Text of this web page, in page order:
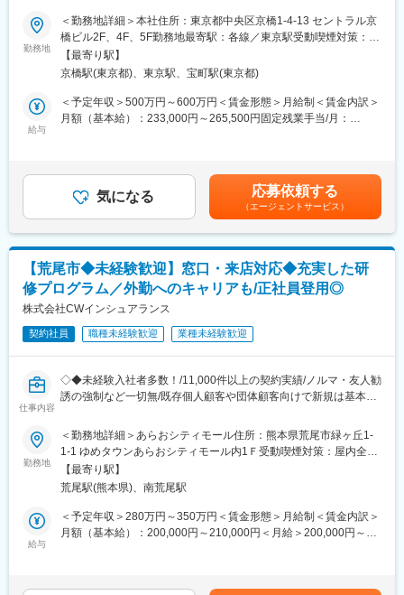
マネジャー等のマネジメント層だけではなく、ご自身の経験を活
かしより専門性を高めたエキスパートコースもあり、ご自身の適
性に合わせたキャリアビジョンが実現できる環境です。
・アカウンティングユニットに配属されます。現在25名（20代～
50代/男女）が在籍しています。
■就業環境：
月平均残業20時間ほどでリモートワーク活用、フレックスタイム
ループの福利厚生を活用することが可能なため、西武グループ内
の割引や社員食堂等も活用が可能。
変更の範囲：会社の定める業務
■業務内容：法人営業サポート（スタッフ）
・営業事務（対外的な営業活動、個人成績目標なし）：法人顧客
を対象とした、社内での営業事務業務が中心です（契約書類・資
料作成、チェック、契約期日管理、契約計上処理、保険料管理な
ど）。
・業務改善へのチャレンジ：能力・スキルに応じて、事務フロー
・その他一般事務（書類送付・受領、法人顧客・保険会社との電
話対応、出張手配等）
・上記に付随する各種システム入力やデータ加工・整備 等
・各自がそれぞれの役割を持ち、生産性向上のための新しいアイ
デアを歓迎する自由闊達な雰囲気があります。特に最近は生成AI
の活用について全社的に研修を実施し、生産性の向上について
日々取り組んでいます。
・チャットツールも活用し、情報共有はスピーディー。成功事例
やノウハウの共有も積極的に行われています。
・定期的な1on1ミーティングで上司との相談もしやすく、日々の
業務での悩みの相談やキャリアの相談も可能です。困った時はお
互い助け合いつつ、業務を行っています。
変更の範囲：会社の定める業務
勤務地
＜勤務地詳細＞本社住所：東京都中央区京橋1-4-13 セントラル京
橋ビル2F、4F、5F勤務地最寄駅：各線／東京駅受動喫煙対策：そ
の他（屋内の受動喫煙対策あり(喫煙室あり)）変更の範囲：会社の
定める事業所
【最寄り駅】
京橋駅(東京都)、東京駅、宝町駅(東京都)
給与
＜予定年収＞500万円～600万円＜賃金形態＞月給制＜賃金内訳＞
月額（基本給）：233,000円～265,500円固定残業手当/月：
年収には、職務等級毎に定めた想定残業代・職能手当を含みま
す。経験を考慮して決定します。【賞与】基本賞与：基本給2.5ヶ
月分を年2回（6月・12月）支給(※)決算賞与：会社業績と各人の評
価により支給(3月)賃金はあくまでも目安の金額であり、選考を通
じて上下する可能性があります。月給(月額)は固定手当を含めた表
記です。
気になる 応募依頼する
（エージェントサービス）
【荒尾市◆未経験歓迎】窓口・来店対応◆充実した研
修プログラム／外勤へのキャリアも/正社員登用◎
株式会社CWインシュアランス
契約社員 職種未経験歓迎 業種未経験歓迎
仕事内容
◇◆未経験入社者多数！/11,000件以上の契約実績/ノルマ・友人勧
誘の強制など一切無/既存個人顧客や団体顧客向けで新規は基本無/
可能(取得している社員も多数います)◇◆
■業務内容：
アフラックの保険関連のお手続き・相談で来店されるお客様を、
カウンターにて対応いただきます。お客様の人生に寄り添い、一
人ひとりに合った保険で安心をお届けする仕事です（外回りの営
業はありません）。
勤務地
＜勤務地詳細＞あらおシティモール住所：熊本県荒尾市緑ヶ丘1-
1-1 ゆめタウンあらおシティモール内1Ｆ受動喫煙対策：屋内全面
禁煙変更の範囲：会社の定める事業所
【最寄り駅】
荒尾駅(熊本県)、南荒尾駅
給与
＜予定年収＞280万円～350万円＜賃金形態＞月給制＜賃金内訳＞
月額（基本給）：200,000円～210,000円＜月給＞200,000円～